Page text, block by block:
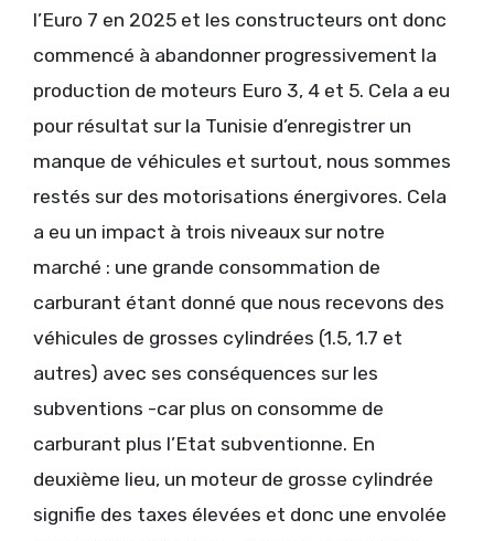
l’Euro 7 en 2025 et les constructeurs ont donc
commencé à abandonner progressivement la
production de moteurs Euro 3, 4 et 5. Cela a eu
pour résultat sur la Tunisie d’enregistrer un
manque de véhicules et surtout, nous sommes
restés sur des motorisations énergivores. Cela
a eu un impact à trois niveaux sur notre
marché : une grande consommation de
carburant étant donné que nous recevons des
véhicules de grosses cylindrées (1.5, 1.7 et
autres) avec ses conséquences sur les
subventions -car plus on consomme de
carburant plus l’Etat subventionne. En
deuxième lieu, un moteur de grosse cylindrée
signifie des taxes élevées et donc une envolée